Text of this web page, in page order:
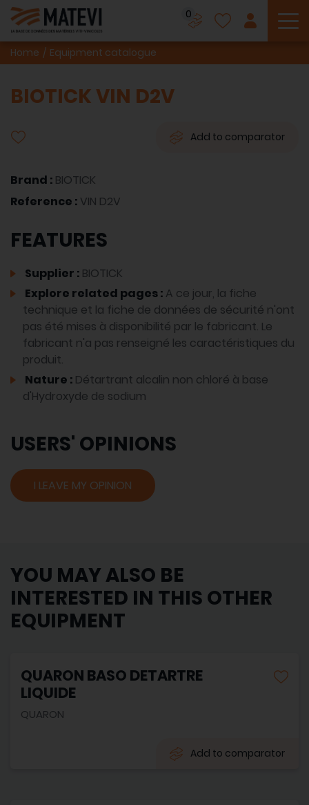
0
Home Equipment catalogue
BIOTICK VIN D2V
Add to comparator
Brand : BIOTICK
Reference : VIN D2V
FEATURES
Supplier : BIOTICK
Explore related pages : A ce jour, la fiche
technique et la fiche de données de sécurité n'ont
pas été mises à disponibilité par le fabricant. Le
fabricant n'a pas renseigné les caractéristiques du
produit.
Nature : Détartrant alcalin non chloré à base
d'Hydroxyde de sodium
USERS' OPINIONS
I LEAVE MY OPINION
YOU MAY ALSO BE
INTERESTED IN THIS OTHER
EQUIPMENT
QUARON BASO DETARTRE
LIQUIDE
QUARON
Add to comparator